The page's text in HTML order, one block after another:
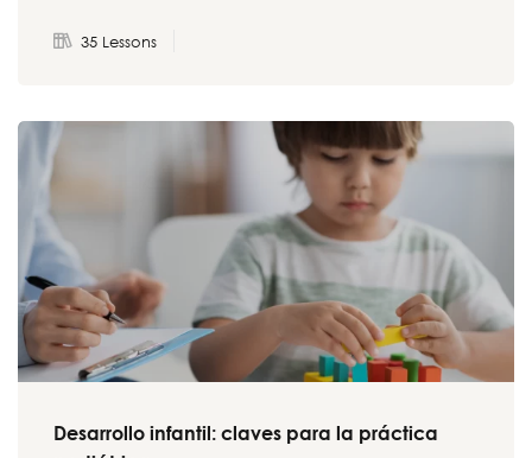
35 Lessons
Desarrollo infantil: claves para la práctica